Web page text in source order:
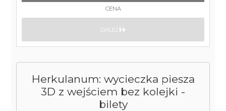
Herkulanum: wycieczka piesza
3D z wejściem bez kolejki -
bilety
CENA
DALEJ